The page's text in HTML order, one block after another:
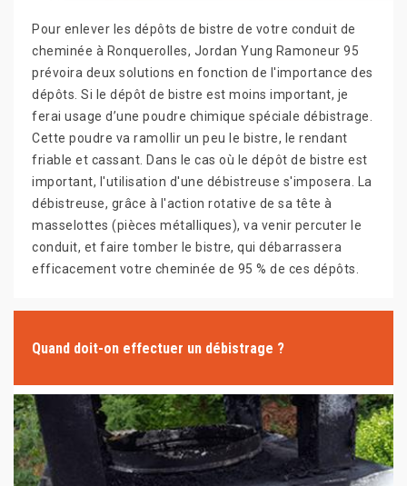
Pour enlever les dépôts de bistre de votre conduit de
cheminée à Ronquerolles, Jordan Yung Ramoneur 95
prévoira deux solutions en fonction de l'importance des
dépôts. Si le dépôt de bistre est moins important, je
ferai usage d’une poudre chimique spéciale débistrage.
Cette poudre va ramollir un peu le bistre, le rendant
friable et cassant. Dans le cas où le dépôt de bistre est
important, l'utilisation d'une débistreuse s'imposera. La
débistreuse, grâce à l'action rotative de sa tête à
masselottes (pièces métalliques), va venir percuter le
conduit, et faire tomber le bistre, qui débarrassera
efficacement votre cheminée de 95 % de ces dépôts.
Quand doit-on effectuer un débistrage ?